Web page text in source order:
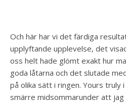
Och här har vi det färdiga
upplyftande upplevelse, det
oss helt hade glömt exakt hur
goda låtarna och det slutade
på olika sätt i ringen. Yours truly
smärre midsommarunder att jag